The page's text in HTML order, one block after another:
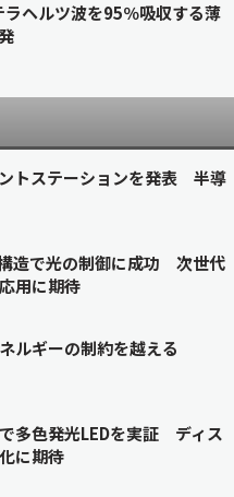
ヘルツ波を95％吸収する薄
トステーションを発表 半導
造で光の制御に成功 次世代
用に期待
ルギーの制約を越える
多色発光LEDを実証 ディス
に期待